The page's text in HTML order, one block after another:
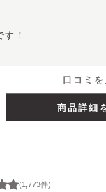
！
口コミを
商品詳細
(1,773件)